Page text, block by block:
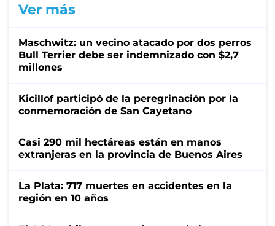
Ver más
Maschwitz: un vecino atacado por dos perros
Bull Terrier debe ser indemnizado con $2,7
millones
Kicillof participó de la peregrinación por la
conmemoración de San Cayetano
Casi 290 mil hectáreas están en manos
extranjeras en la provincia de Buenos Aires
La Plata: 717 muertes en accidentes en la
región en 10 años